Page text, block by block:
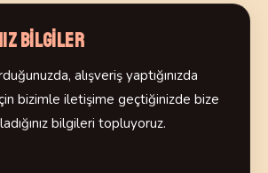
bilgiler
alışveriş yaptığınızda
bizimle iletişime geçtiğinizde bize
bilgileri topluyoruz.